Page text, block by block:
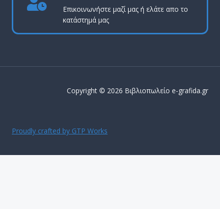
Επικοινωνήστε μαζί μας ή ελάτε απο το
κατάστημά μας
Copyright © 2026 Βιβλιοπωλείο e-grafida.gr
Proudly crafted by GTP Works